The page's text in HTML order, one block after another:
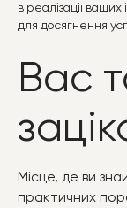
в реалізації ваших
для досягнення
Вас
Місце, де ви
практичних